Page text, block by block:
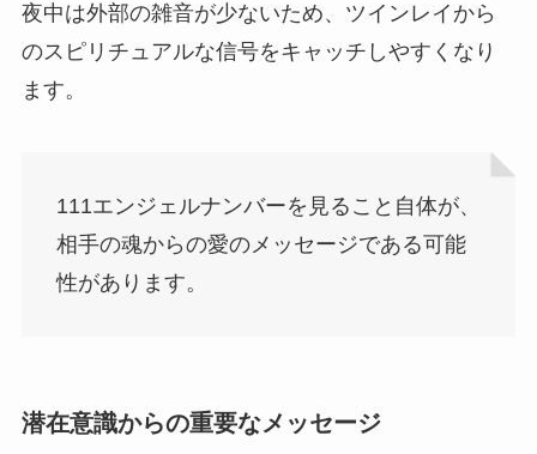
夜中は外部の雑音が少ないため、ツインレイから
のスピリチュアルな信号をキャッチしやすくなり
ます。
111エンジェルナンバーを見ること自体が、
相手の魂からの愛のメッセージである可能
性があります。
潜在意識からの重要なメッセージ